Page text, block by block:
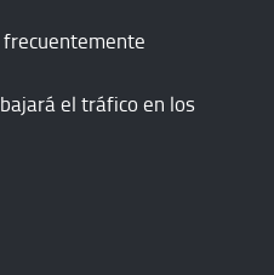
el tráfico en los